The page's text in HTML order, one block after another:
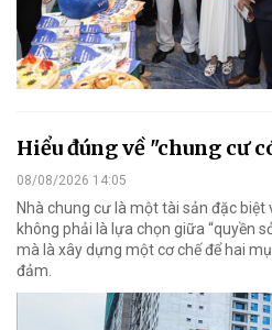
Hiểu đúng về "chung cư
08/08/2026 14:05
Nhà chung cư là một tài sản đặc biệt
không phải là lựa chọn giữa “quyền
mà là xây dựng một cơ chế để hai
đảm.